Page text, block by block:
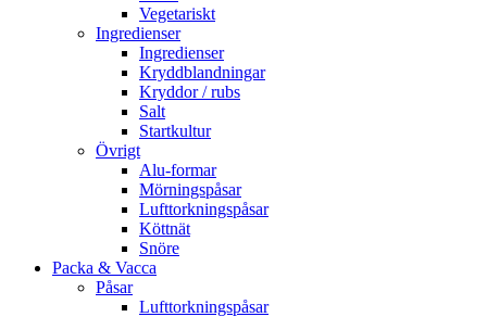
Vegetariskt
Ingredienser
Ingredienser
Kryddblandningar
Kryddor / rubs
Salt
Startkultur
Övrigt
Alu-formar
Mörningspåsar
Lufttorkningspåsar
Köttnät
Snöre
Packa & Vacca
Påsar
Lufttorkningspåsar